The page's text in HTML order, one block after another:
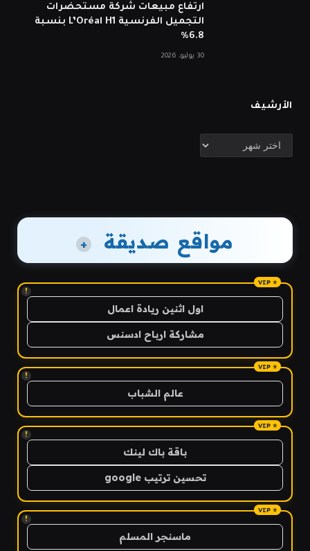
ارتفاع مبيعات شركة مستحضرات
التجميل الفرنسية L’Oréal H1 بنسبة
6.8%
30 يوليو، 2026
الأرشيف
الأرشيف
مواقع صديقة +
!
اول اثنين ريادة اعمال
مشاركة ارباح ادسنس
!
عالم الشباب
!
باقة باك لينك
تحسين ترتيب google
!
ماسنجر المسلم